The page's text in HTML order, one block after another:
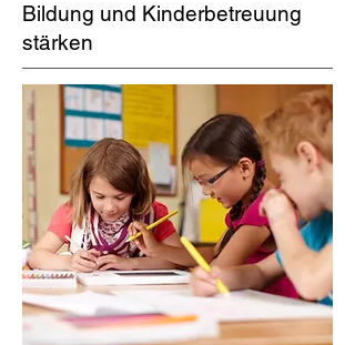
Bildung und Kinderbetreuung
stärken